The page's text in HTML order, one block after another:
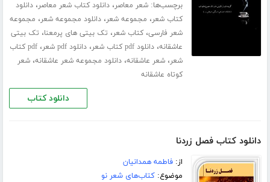
برچسب‌ها:شعر معاصر،دانلود کتاب شعر معاصر،دانلود
کتاب شعر، مجموعه شعر،دانلود مجموعه شعر، مجموعه
شعر فارسی،کتاب شعر، تک بیتی های پرمعنا، تک بیتی
عاشقانه،دانلود pdf کتاب شعر ،دانلود pdf شعر ،
pdf کتاب
شعر،شعر عاشقانه،دانلود مجموعه شعر عاشقانه،شعر
کوتاه عاشقانه
دانلود کتاب
دانلود کتاب فصل زردنا
از:فاطمه همدانیان
موضوع:کتاب‌های شعر نو